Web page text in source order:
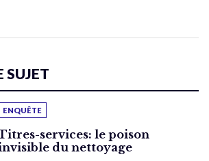
SUJET
ENQUÊTE
services: le poison
du nettoyage